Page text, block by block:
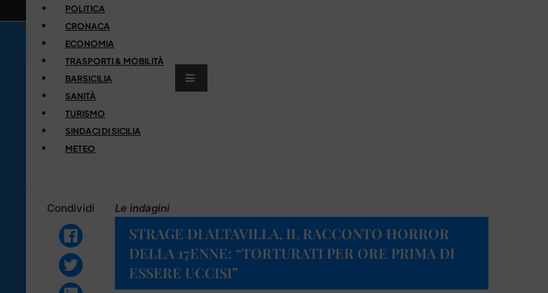
POLITICA
CRONACA
ECONOMIA
TRASPORTI & MOBILITÀ
BARSICILIA
SANITÀ
TURISMO
SINDACI DI SICILIA
METEO
Condividi Le indagini
STRAGE DI ALTAVILLA, IL RACCONTO HORROR
DELLA 17ENNE: “TORTURATI PER ORE PRIMA DI
ESSERE UCCISI”